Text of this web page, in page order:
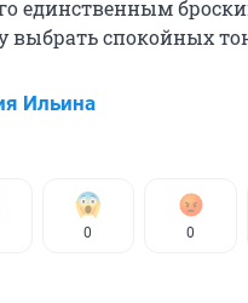
единственным
выбрать спокойных
Ильина
0 0